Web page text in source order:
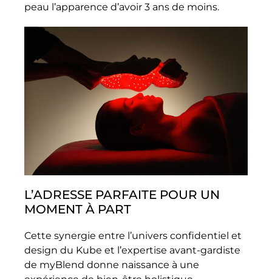
peau l’apparence d’avoir 3 ans de moins.
L’ADRESSE PARFAITE POUR UN
MOMENT À PART
Cette synergie entre l’univers confidentiel et
design du Kube et l’expertise avant-gardiste
de myBlend donne naissance à une